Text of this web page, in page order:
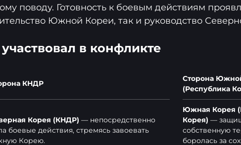
поводу. Готовность к боевым действиям
Южной Кореи, так и руководство
участвовал в конфликте
КНДР
Сторона
(Республика
Корея (КНДР) — непосредственно
боевые действия, стремясь завоевать
Корею.
Южная Корея
Корея) —
собственную
боролась за